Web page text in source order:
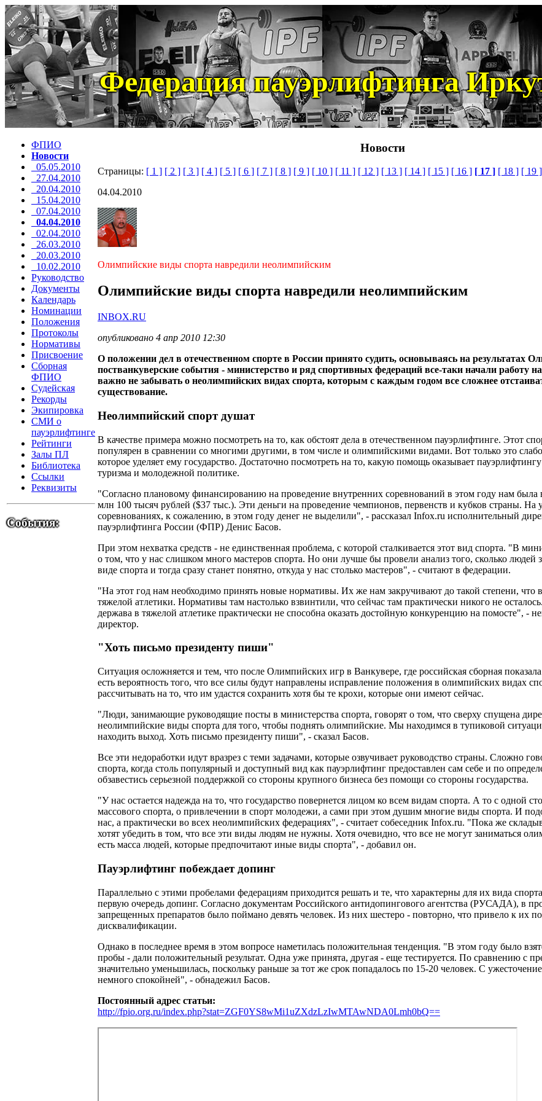
Федерация пауэрлифтинга
ФПИО
Новости
05.05.2010
27.04.2010
20.04.2010
15.04.2010
07.04.2010
04.04.2010
02.04.2010
26.03.2010
20.03.2010
10.02.2010
Руководство
Документы
Календарь
Номинации
Положения
Протоколы
Нормативы
Присвоение
Сборная
ФПИО
Судейская
Рекорды
Экипировка
СМИ о
пауэрлифтинге
Рейтинги
Залы ПЛ
Библиотека
Ссылки
Реквизиты
События:
Новости
Страницы: [ 1 ] [ 2 ] [ 3 ] [ 4 ] [ 5 ] [ 6 ] [ 7 ] [ 8 ] [ 9 ] [ 10 ] [ 11 ] [ 12 ] [ 13 ] [ 14 ] [ 15 ] [ 16 ] [ 17 ] [ 18 ] [ 19 ]
04.04.2010
Олимпийские виды спорта навредили неолимпийским
Олимпийские виды спорта навредили неолимпийским
INBOX.RU
опубликовано 4 апр 2010 12:30
О положении дел в отечественном спорте в России принято судить, основываясь на результатах
постванкуверские события - министерство и ряд спортивных федераций все-таки начали работу
важно не забывать о неолимпийских видах спорта, которым с каждым годом все сложнее
существование.
Неолимпийский спорт душат
В качестве примера можно посмотреть на то, как обстоят дела в отечественном пауэрлифтинге. Этот
популярен в сравнении со многими другими, в том числе и олимпийскими видами. Вот только это
которое уделяет ему государство. Достаточно посмотреть на то, какую помощь оказывает
туризма и молодежной политике.
"Согласно плановому финансированию на проведение внутренних соревнований в этом году нам была
млн 100 тысяч рублей ($37 тыс.). Эти деньги на проведение чемпионов, первенств и кубков страны. На
соревнованиях, к сожалению, в этом году денег не выделили", - рассказал Infox.ru исполнительный
пауэрлифтинга России (ФПР) Денис Басов.
При этом нехватка средств - не единственная проблема, с которой сталкивается этот вид спорта. "В
о том, что у нас слишком много мастеров спорта. Но они лучше бы провели анализ того, сколько людей
виде спорта и тогда сразу станет понятно, откуда у нас столько мастеров", - считают в федерации.
"На этот год нам необходимо принять новые нормативы. Их же нам закручивают до такой степени, что
тяжелой атлетики. Нормативы там настолько взвинтили, что сейчас там практически никого не
держава в тяжелой атлетике практически не способна оказать достойную конкуренцию на помосте", -
директор.
"Хоть письмо президенту пиши"
Ситуация осложняется и тем, что после Олимпийских игр в Ванкувере, где российская сборная показала
есть вероятность того, что все силы будут направлены исправление положения в олимпийских видах
рассчитывать на то, что им удастся сохранить хотя бы те крохи, которые они имеют сейчас.
"Люди, занимающие руководящие посты в министерства спорта, говорят о том, что сверху спущена
неолимпийские виды спорта для того, чтобы поднять олимпийские. Мы находимся в тупиковой
находить выход. Хоть письмо президенту пиши", - сказал Басов.
Все эти недоработки идут вразрез с теми задачами, которые озвучивает руководство страны. Сложно
спорта, когда столь популярный и доступный вид как пауэрлифтинг предоставлен сам себе и по
обзавестись серьезной поддержкой со стороны крупного бизнеса без помощи со стороны государства.
"У нас остается надежда на то, что государство повернется лицом ко всем видам спорта. А то с одной
массового спорта, о привлечении в спорт молодежи, а сами при этом душим многие виды спорта. И
нас, а практически во всех неолимпийских федерациях", - считает собеседник Infox.ru. "Пока же
хотят убедить в том, что все эти виды людям не нужны. Хотя очевидно, что все не могут заниматься
есть масса людей, которые предпочитают иные виды спорта", - добавил он.
Пауэрлифтинг побеждает допинг
Параллельно с этими пробелами федерациям приходится решать и те, что характерны для их вида
первую очередь допинг. Согласно документам Российского антидопингового агентства (РУСАДА), в
запрещенных препаратов было поймано девять человек. Из них шестеро - повторно, что привело к их
дисквалификации.
Однако в последнее время в этом вопросе наметилась положительная тенденция. "В этом году было
пробы - дали положительный результат. Одна уже принята, другая - еще тестируется. По сравнению с
значительно уменьшилась, поскольку раньше за тот же срок попадалось по 15-20 человек. С
немного спокойней", - обнадежил Басов.
Постоянный адрес статьи:
http://fpio.org.ru/index.php?stat=ZGF0YS8wMi1uZXdzLzIwMTAwNDA0Lmh0bQ==